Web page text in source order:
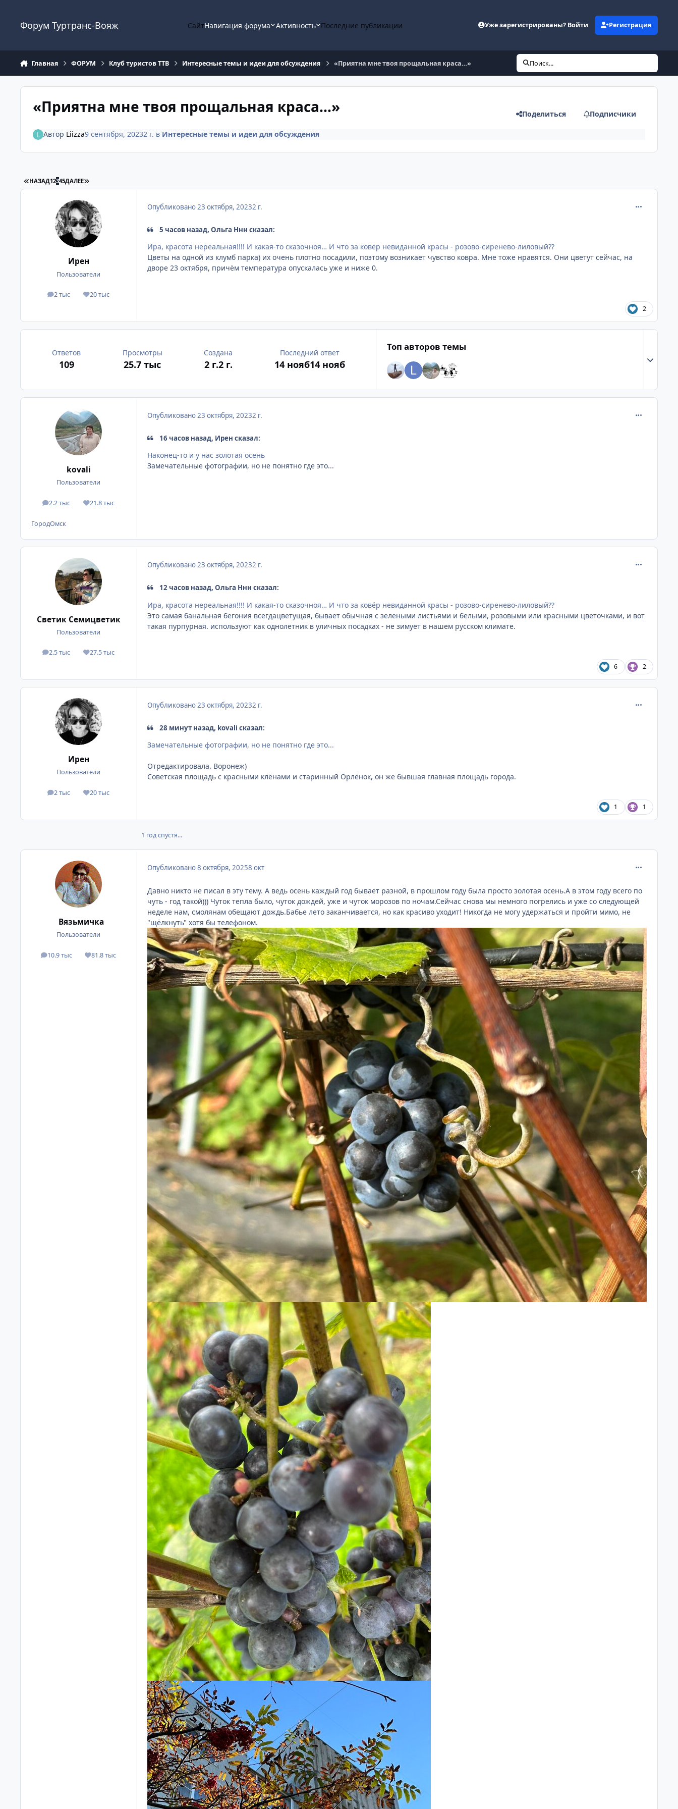
Форум Туртранс-Вояж СайтНавигация форума Активность Последние публикации Уже зарегистрированы? Войти Регистрация
Главная ФОРУМ Клуб туристов ТТВ Интересные темы и идеи для обсуждения «Приятна мне твоя прощальная краса…» Поиск...
«Приятна мне твоя прощальная краса…» Поделиться Подписчики
Автор Liizza9 сентября, 20232 г. в Интересные темы и идеи для обсуждения
ПЕРВАЯ СТРАНИЦА
НАЗАД12345ДАЛЕЕ ПОСЛЕДНЯЯ СТРАНИЦА
Ирен
Пользователи
2 тыс
сообщения20 тыс
Репутация
Опубликовано23 октября, 20232 г.
5 часов назад, Ольга Ннн сказал:
Ира, красота нереальная!!!! И какая-то сказочноя… И что за ковёр невиданной красы - розово-сиренево-лиловый??
Цветы на одной из клумб парка) их очень плотно посадили, поэтому возникает чувство ковра. Мне тоже нравятся. Они цветут сейчас, на
дворе 23 октября, причём температура опускалась уже и ниже 0.
2
Ответов
109
Просмотры
25.7 тыс
Создана
2 г.2 г.
Последний ответ
14 нояб14 нояб
Топ авторов темы
kovali
Пользователи
2.2 тыс
сообщения21.8 тыс
Репутация
ГородОмск
Опубликовано 23 октября, 20232 г.
16 часов назад, Ирен сказал:
Наконец-то и у нас золотая осень
Замечательные фотографии, но не понятно где это...
Светик Семицветик
Пользователи
2.5 тыс
сообщения27.5 тыс
Репутация
Опубликовано23 октября, 20232 г.
12 часов назад, Ольга Ннн сказал:
Ира, красота нереальная!!!! И какая-то сказочноя… И что за ковёр невиданной красы - розово-сиренево-лиловый??
Это самая банальная бегония всегдацветущая, бывает обычная с зелеными листьями и белыми, розовыми или красными цветочками, и вот
такая пурпурная. используют как однолетник в уличных посадках - не зимует в нашем русском климате.
6 2
Ирен
Пользователи
2 тыс
сообщения20 тыс
Репутация
Опубликовано23 октября, 20232 г.
28 минут назад, kovali сказал:
Замечательные фотографии, но не понятно где это...
Отредактировала. Воронеж)
Советская площадь с красными клёнами и старинный Орлёнок, он же бывшая главная площадь города.
1 1
1 год спустя...
Вязьмичка
Пользователи
10.9 тыс
сообщения81.8 тыс
Репутация
Опубликовано8 октября, 20258 окт
Давно никто не писал в эту тему. А ведь осень каждый год бывает разной, в прошлом году была просто золотая осень.А в этом году всего по
чуть - год такой))) Чуток тепла было, чуток дождей, уже и чуток морозов по ночам.Сейчас снова мы немного погрелись и уже со следующей
неделе нам, смолянам обещают дождь.Бабье лето заканчивается, но как красиво уходит! Никогда не могу удержаться и пройти мимо, не
"щёлкнуть" хотя бы телефоном.